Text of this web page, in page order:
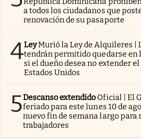
a todos los ciudadanos que
renovación de su pasaporte
4LeyMurió la Ley de Alquileres |
tendrán permitido quedarse en
si el dueño desea no extender
Estados Unidos
5Descanso extendido Oficial | El
feriado para este lunes 10 de
nuevo fin de semana largo para
trabajadores